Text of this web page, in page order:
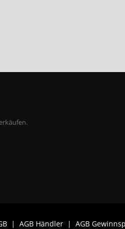
| AGB Händler | AGB